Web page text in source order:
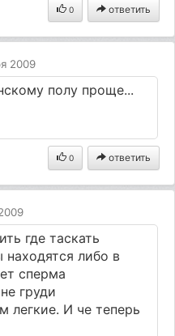
0 ответить
2009
полу проще...
0 ответить
где таскать
находятся либо в
сперма
груди
легкие. И че теперь